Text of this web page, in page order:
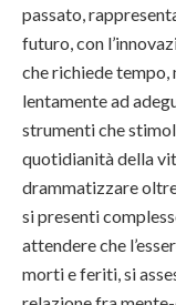
passato,
futuro, con
che richiede tempo,
lentamente ad
strumenti che
quotidianità della
drammatizzare
si presenti
attendere che
morti e feriti, si